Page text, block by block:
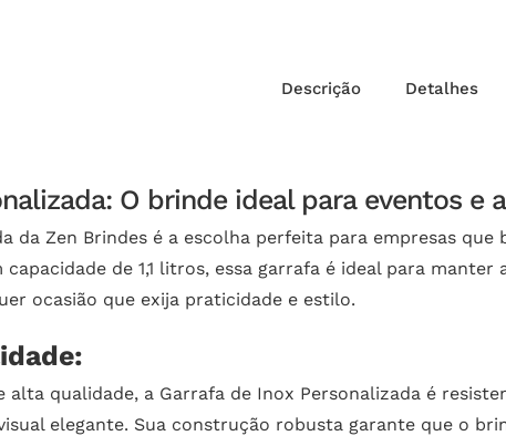
Descrição Detalhes
O brinde ideal para eventos e
da Zen Brindes é a escolha perfeita para empresas
de 1,1 litros, essa garrafa é ideal para
ocasião que exija praticidade e estilo.
alta qualidade, a Garrafa de Inox Personalizada é
elegante. Sua construção robusta garante que o